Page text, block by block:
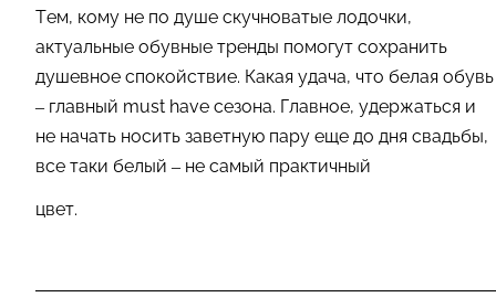
Тем, кому не по душе скучноватые лодочки,
актуальные обувные тренды помогут сохранить
душевное спокойствие. Какая удача, что белая обувь
– главный must have сезона. Главное, удержаться и
не начать носить заветную пару еще до дня свадьбы,
все таки белый – не самый практичный
цвет.